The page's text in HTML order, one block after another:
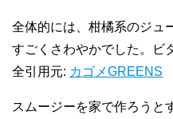
全体的には、柑橘系のジュ
すごくさわやかでした。ビ
全引用元: カゴメGREENS
スムージーを家で作ろうと